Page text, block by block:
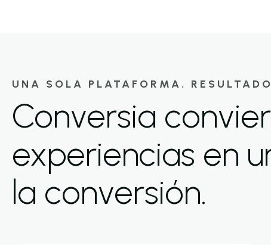
UNA SOLA PLATAFORMA.
Conversia
experiencias en
la conversión.